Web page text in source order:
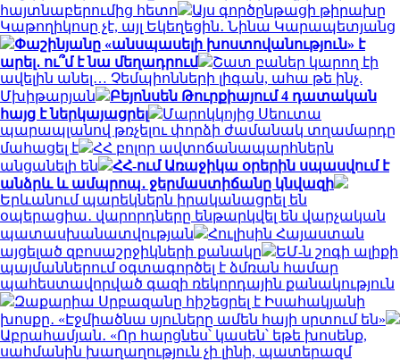
հայտնաբերումից հետո
Այս գործընթացի թիրախը
Կաթողիկոսը չէ, այլ Եկեղեցին․ Նինա Կարապետյանց
Փաշինյանը «անսպասելի խոստովանություն» է
արել․ ու՞մ է նա մեղադրում
Շատ բաներ կարող էի
ավելին անել… Չեմպիոնների լիգան, ահա թե ինչ.
Մխիթարյան
Բեյոնսեն Թուրքիայում 4 դատական
հայց է ներկայացրել
Մարոկկոյից Սեուտա
պարապլանով թռչելու փորձի ժամանակ տղամարդը
մահացել է
ՀՀ բոլոր ավտոճանապարհներն
անցանելի են
ՀՀ-ում Առաջիկա օրերին սպասվում է
անձրև և ամպրոպ․ ջերմաստիճանը կնվազի
Երևանում պարեկներն իրականացրել են
օպերացիա․ վարորդները ենթարկվել են վարչական
պատասխանատվության
Հուլիսին Հայաստան
այցելած զբոսաշրջիկների քանակը
ԵՄ-ն շոգի ալիքի
պայմաններում օգտագործել է ձմռան համար
պահեստավորված գազի ռեկորդային քանակություն
Զաքարիա Սրբազանը հիշեցրել է Իսահակյանի
խոսքը․ «Էջմիածնա սյուները ամեն հայի սրտում են»
Աբրահամյան․ «Որ հարցնես՝ կասեն՝ եթե խոսենք,
սահմանին խաղաղություն չի լինի, պատերազմ